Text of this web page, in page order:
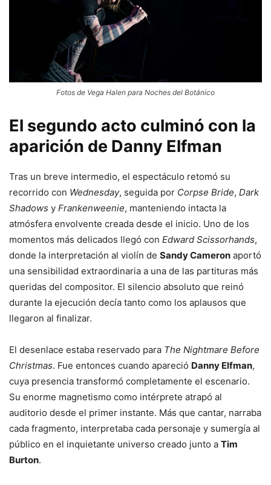
Fotos de Vega Halen para Noches del Botánico
El segundo acto culminó con la
aparición de Danny Elfman
Tras un breve intermedio, el espectáculo retomó su
recorrido con Wednesday, seguida por Corpse Bride, Dark
Shadows y Frankenweenie, manteniendo intacta la
atmósfera envolvente creada desde el inicio. Uno de los
momentos más delicados llegó con Edward Scissorhands,
donde la interpretación al violín de Sandy Cameron aportó
una sensibilidad extraordinaria a una de las partituras más
queridas del compositor. El silencio absoluto que reinó
durante la ejecución decía tanto como los aplausos que
llegaron al finalizar.
El desenlace estaba reservado para The Nightmare Before
Christmas. Fue entonces cuando apareció Danny Elfman,
cuya presencia transformó completamente el escenario.
Su enorme magnetismo como intérprete atrapó al
auditorio desde el primer instante. Más que cantar, narraba
cada fragmento, interpretaba cada personaje y sumergía al
público en el inquietante universo creado junto a Tim
Burton.